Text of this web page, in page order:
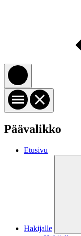
Päävalikko
Etusivu
Hakijalle